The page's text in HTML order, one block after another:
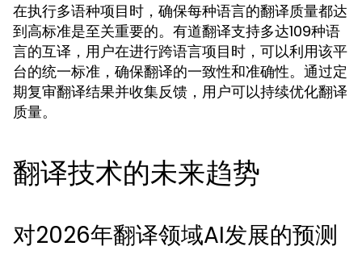
在执行多语种项目时，确保每种语言的翻译质量都达
到高标准是至关重要的。有道翻译支持多达109种语
言的互译，用户在进行跨语言项目时，可以利用该平
台的统一标准，确保翻译的一致性和准确性。通过定
期复审翻译结果并收集反馈，用户可以持续优化翻译
质量。
翻译技术的未来趋势
对2026年翻译领域AI发展的预测